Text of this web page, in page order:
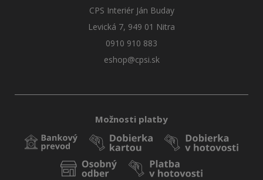
CPS Interiér Ján Buday
Levická 7, 949 01 Nitra
0910 910 883
eshop@cpsi.sk
Možnosti platby